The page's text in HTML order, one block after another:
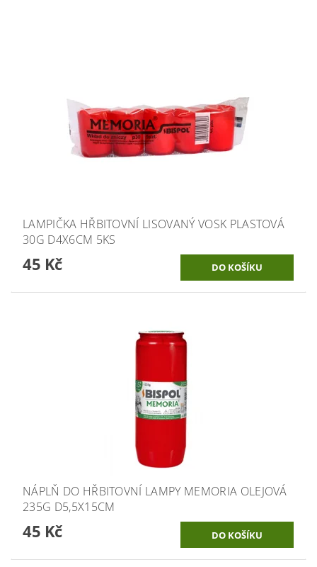
LAMPIČKA HŘBITOVNÍ LISOVANÝ VOSK PLASTOVÁ
30G D4X6CM 5KS
45 Kč
NÁPLŇ DO HŘBITOVNÍ LAMPY MEMORIA OLEJOVÁ
235G D5,5X15CM
45 Kč